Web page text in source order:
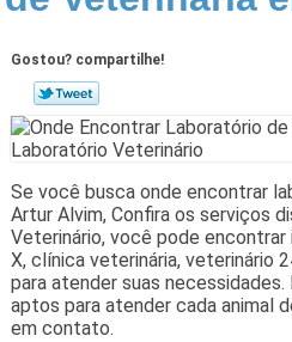
Gostou? compartilhe!
Se você busca onde encontrar
Artur Alvim, Confira os serviços
Veterinário, você pode
X, clínica veterinária, veterinário
para atender suas
aptos para atender cada animal
em contato.